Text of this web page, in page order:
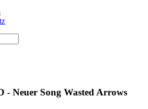
Neuer Song Wasted Arrows